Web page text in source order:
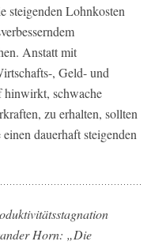
steigenden Lohnkosten
Anstatt mit
, Geld- und
hinwirkt, schwache
zu erhalten, sollten
dauerhaft steigenden
Horn: „Die